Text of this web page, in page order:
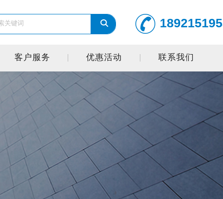
客户服务 优惠活动 联系我们